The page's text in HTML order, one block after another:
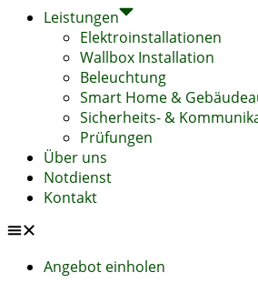
Leistungen
Elektroinstallationen
Wallbox Installation
Beleuchtung
Smart Home &
Sicherheits- &
Prüfungen
Über uns
Notdienst
Kontakt
Angebot einholen